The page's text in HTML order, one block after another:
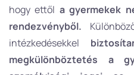
hogy ettől a gyermekek
rendezvényből.
intézkedésekkel
megkülönböztetés a